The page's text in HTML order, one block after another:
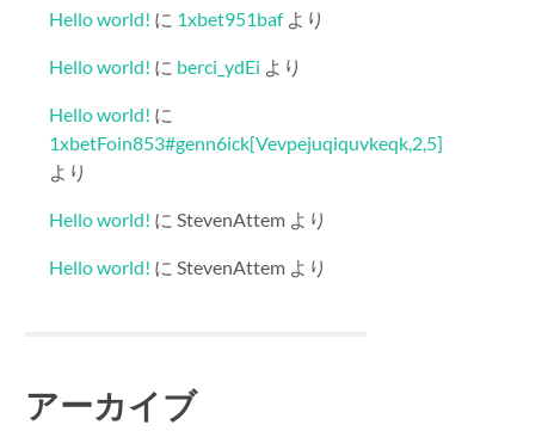
Hello world! に 1xbet951bafより
Hello world! に berci_ydEi より
Hello world! に
1xbetFoin853#genn6ick[Vevpejuqiquvkeqk,2,5]
より
Hello world! に StevenAttem より
Hello world! に StevenAttem より
アーカイブ